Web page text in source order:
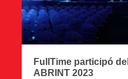
FullTime participó
ABRINT 2023